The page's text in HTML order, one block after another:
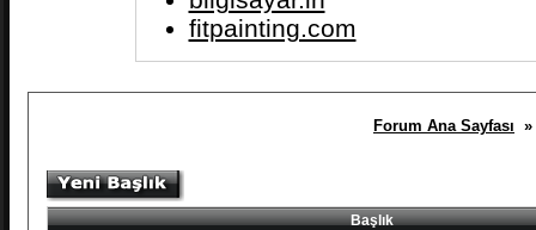
fitpainting.com
Forum Ana Sayfası »
Başlık